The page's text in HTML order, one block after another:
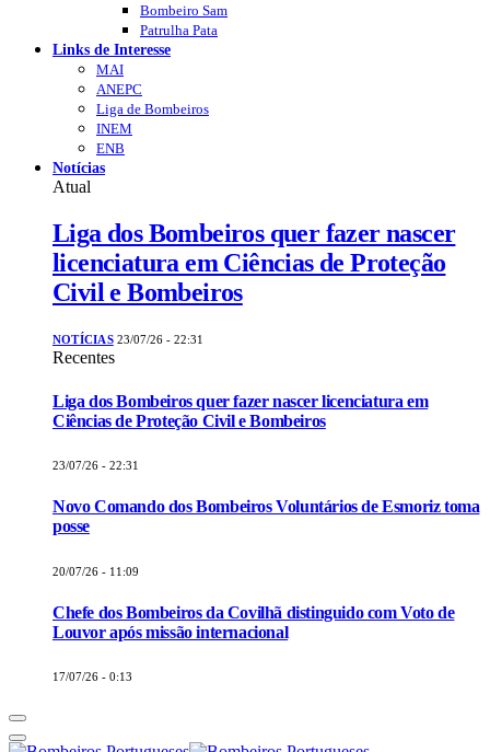
Bombeiro Sam
Patrulha Pata
Links de Interesse
MAI
ANEPC
Liga de Bombeiros
INEM
ENB
Notícias
Atual
Liga dos Bombeiros quer fazer nascer
licenciatura em Ciências de Proteção
Civil e Bombeiros
NOTÍCIAS 23/07/26 - 22:31
Recentes
Liga dos Bombeiros quer fazer nascer licenciatura em
Ciências de Proteção Civil e Bombeiros
23/07/26 - 22:31
Novo Comando dos Bombeiros Voluntários de Esmoriz toma
posse
20/07/26 - 11:09
Chefe dos Bombeiros da Covilhã distinguido com Voto de
Louvor após missão internacional
17/07/26 - 0:13